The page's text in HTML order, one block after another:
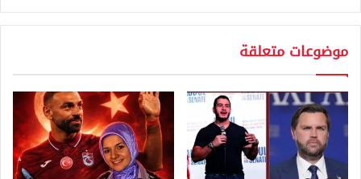
موضوعات متعلقة